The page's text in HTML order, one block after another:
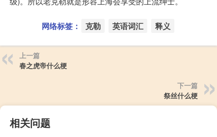
网络标签： 克勒 英语词汇 释义
上一篇
春之虎帝什么梗
下一篇
祭丝什么梗
相关问题